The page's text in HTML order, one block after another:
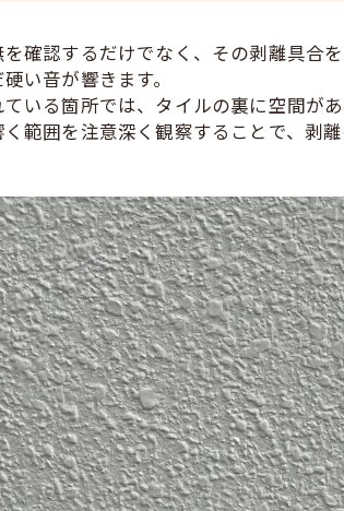
確認するだけでなく、その剥離具合を
い音が響きます。
いる箇所では、タイルの裏に空間が
範囲を注意深く観察することで、剥